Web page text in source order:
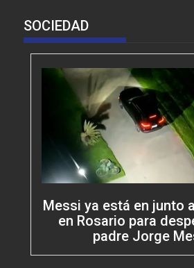
SOCIEDAD
Messi ya está en junto
en Rosario para
padre Jorge